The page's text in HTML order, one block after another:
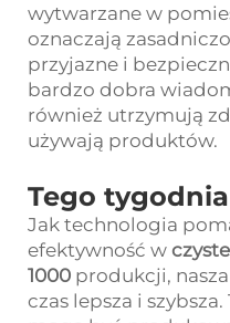
wytwarzane w
oznaczają
przyjazne i
bardzo dobra
również utrzymują
używają produktów.
Tego
Jak technologia
efektywność w
1000 produkcji,
czas lepsza i